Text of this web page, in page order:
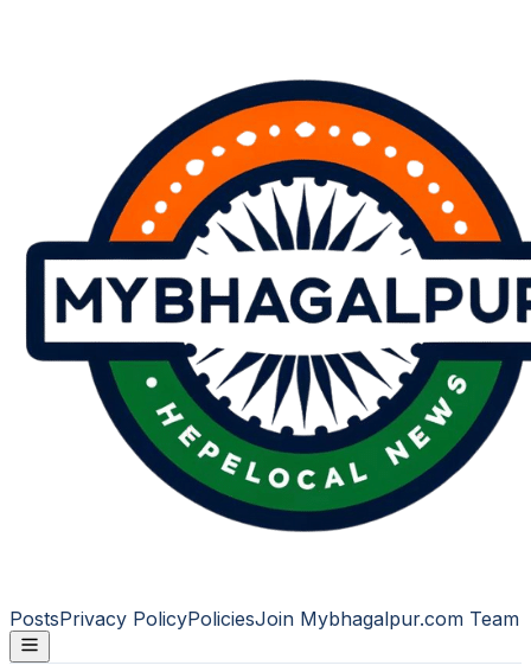
PostsPrivacy PolicyPoliciesJoin Mybhagalpur.com Team